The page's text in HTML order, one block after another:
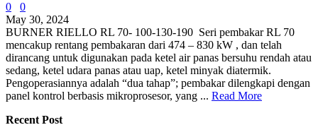
0
0
May 30, 2024
BURNER RIELLO RL 70- 100-130-190 Seri pembakar RL 70
mencakup rentang pembakaran dari 474 – 830 kW , dan telah
dirancang untuk digunakan pada ketel air panas bersuhu rendah atau
sedang, ketel udara panas atau uap, ketel minyak diatermik.
Pengoperasiannya adalah “dua tahap”; pembakar dilengkapi dengan
panel kontrol berbasis mikroprosesor, yang ... Read More
Recent Post